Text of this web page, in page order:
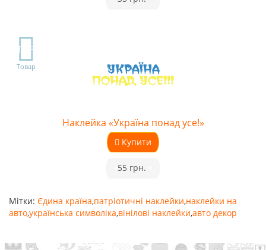
TOP
Товар
Наклейка «Україна понад усе!»
Купити
55 грн.
Мітки: Єдина країна,патріотичні наклейки,наклейки на
авто,українська символіка,вінілові наклейки,авто декор